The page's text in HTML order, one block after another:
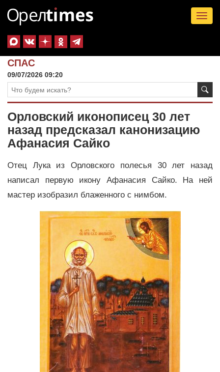
СПАС
09/07/2026 09:20
Орловский иконописец 30 лет
назад предсказал канонизацию
Афанасия Сайко
Отец Лука из Орловского полесья 30 лет назад
написал первую икону Афанасия Сайко. На ней
мастер изобразил блаженного с нимбом.